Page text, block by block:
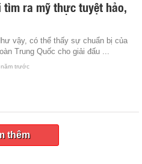
tìm ra mỹ thực tuyệt hảo,
vậy, có thể thấy sự chuẩn bị của
Trung Quốc cho giải đấu ...
trước
thêm